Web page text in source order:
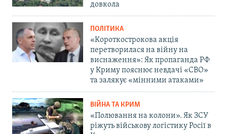
довкола
ПОЛІТИКА
«Короткострокова акція
перетворилася на війну на
виснаження»: Як пропаганда РФ
у Криму пояснює невдачі «СВО»
та залякує «мінними атаками»
ВІЙНА ТА КРИМ
«Полювання на колони». Як ЗСУ
ріжуть військову логістику Росії в